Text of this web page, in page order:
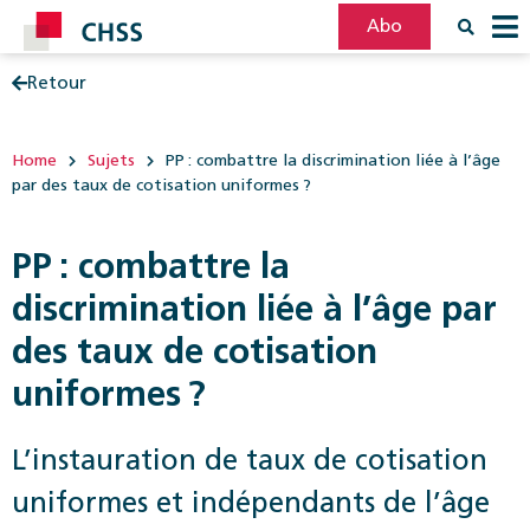
Abo
Retour
Home Sujets
PP : combattre la discrimination liée à l’âge
par des taux de cotisation uniformes ?
PP : combattre la
discrimination liée à l’âge par
des taux de cotisation
uniformes ?
L’instauration de taux de cotisation
uniformes et indépendants de l’âge